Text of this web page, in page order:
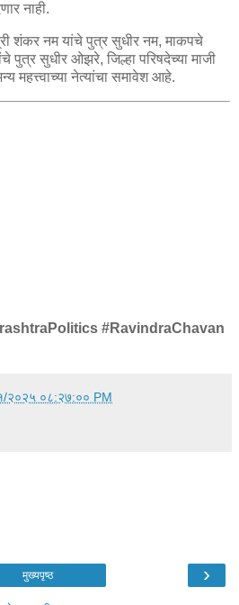
नाही.
शंकर नम यांचे पुत्र सुधीर नम, माकपचे
पुत्र सुधीर ओझरे, जिल्हा परिषदेच्या माजी
महत्त्वाच्या नेत्यांचा समावेश आहे.
#RavindraChavan
२०२५ ०८:२७:०० PM
›
मुख्यपृष्ठ